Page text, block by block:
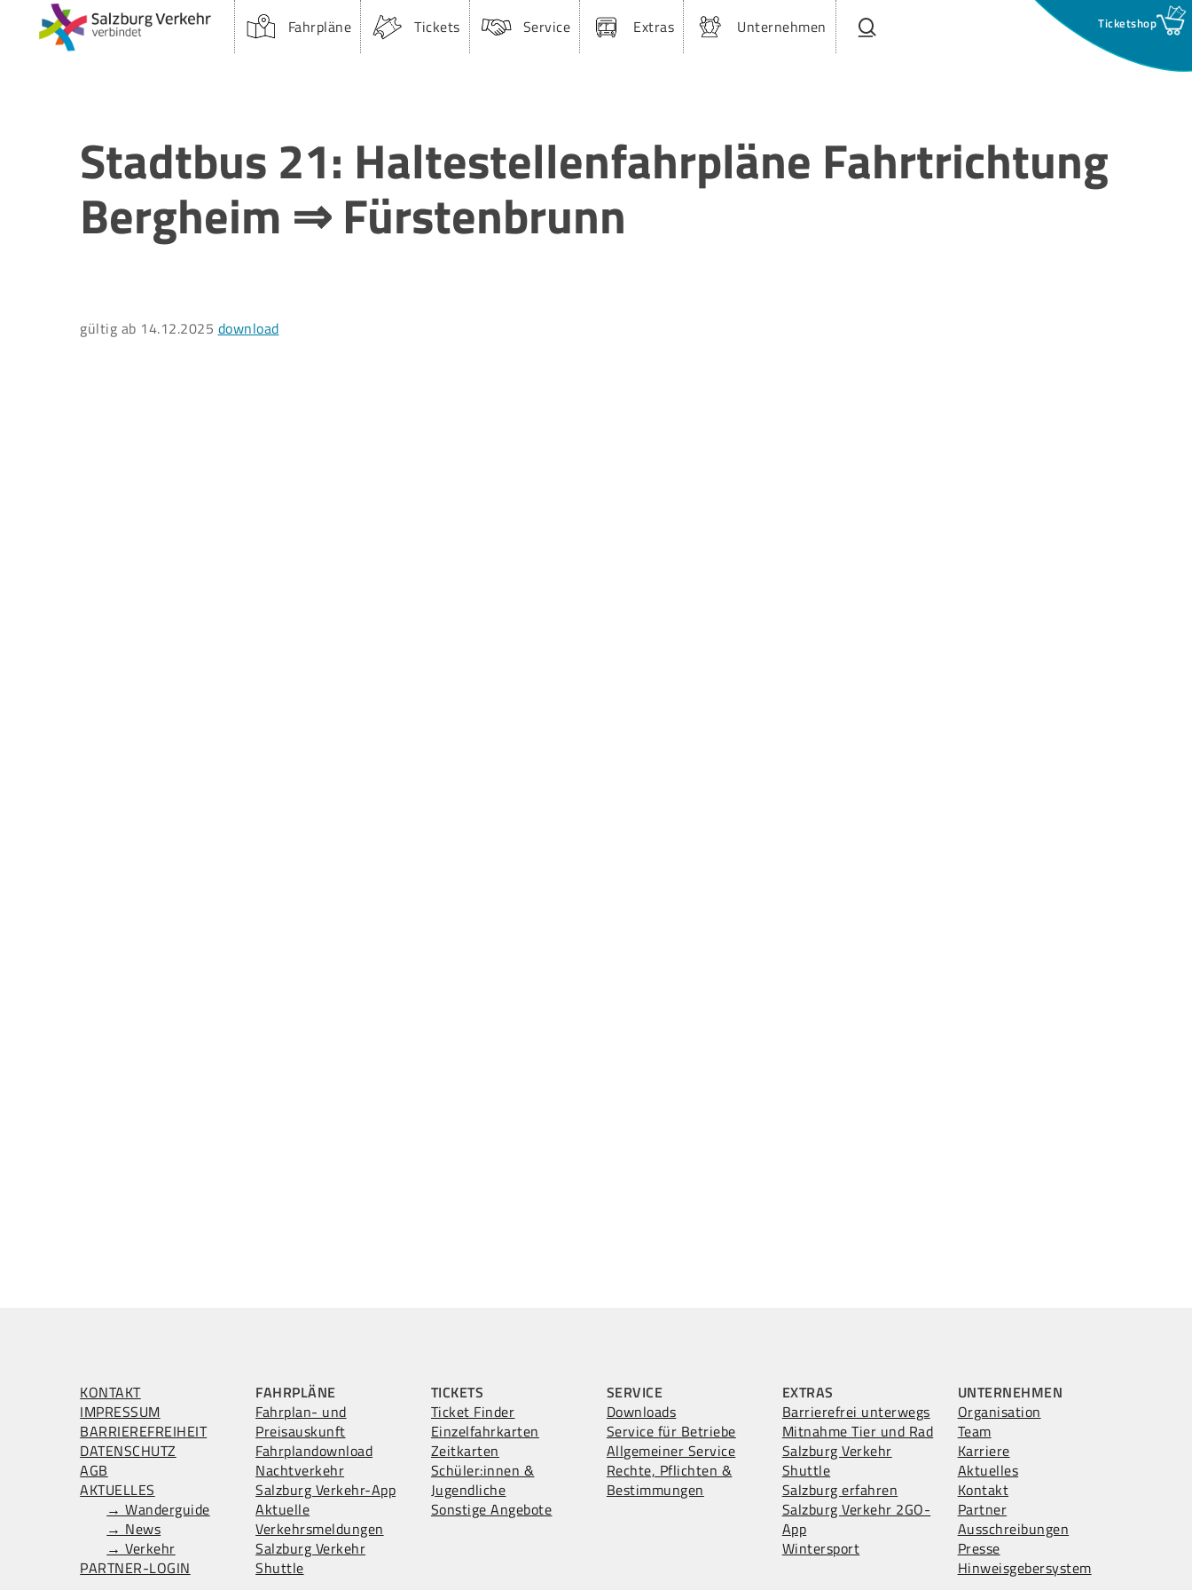
Fahrpläne Tickets Service Extras Unternehmen
Stadtbus 21: Haltestellenfahrpläne Fahrtrichtung
Bergheim ⇒ Fürstenbrunn
gültig ab 14.12.2025 download
KONTAKT
IMPRESSUM
BARRIEREFREIHEIT
DATENSCHUTZ
AGB
AKTUELLES
→ Wanderguide
→ News
→ Verkehr
PARTNER-LOGIN
FAHRPLÄNE
Fahrplan- und
Preisauskunft
Fahrplandownload
Nachtverkehr
Salzburg Verkehr-App
Aktuelle
Verkehrsmeldungen
Salzburg Verkehr
Shuttle
TICKETS
Ticket Finder
Einzelfahrkarten
Zeitkarten
Schüler:innen &
Jugendliche
Sonstige Angebote
SERVICE
Downloads
Service für Betriebe
Allgemeiner Service
Rechte, Pflichten &
Bestimmungen
EXTRAS
Barrierefrei unterwegs
Mitnahme Tier und Rad
Salzburg Verkehr
Shuttle
Salzburg erfahren
Salzburg Verkehr 2GO-
App
Wintersport
UNTERNEHMEN
Organisation
Team
Karriere
Aktuelles
Kontakt
Partner
Ausschreibungen
Presse
Hinweisgebersystem